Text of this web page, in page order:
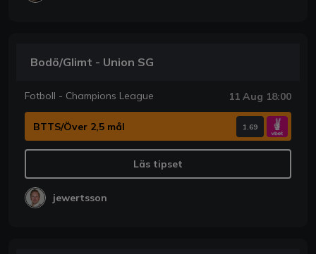
Bodö/Glimt - Union SG
Fotboll - Champions League 11 Aug 18:00
BTTS/Över 2,5 mål 1.69
Läs tipset
jewertsson